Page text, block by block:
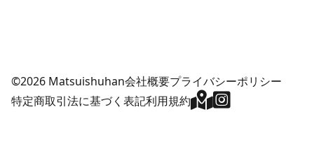
©2026 Matsuishuhan会社概要プライバシーポリシー
特定商取引法に基づく表記利用規約